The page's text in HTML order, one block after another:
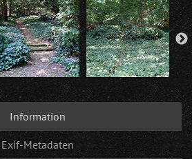
Information
Exif-Metadaten